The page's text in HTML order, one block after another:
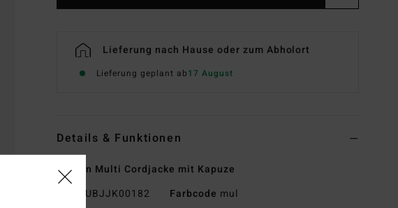
Lieferung nach Hause oder zum Abholort
Lieferung geplant ab17 August
Details & Funktionen
Frauen Multi Cordjacke mit Kapuze
UBJJK00182 Farbcode mul